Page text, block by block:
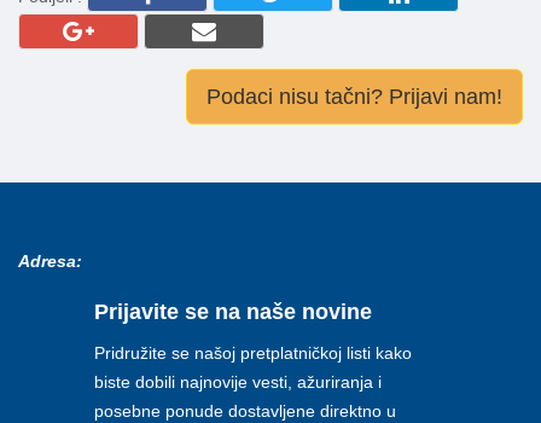
Podaci nisu tačni? Prijavi nam!
Adresa:
Prijavite se na naše novine
Pridružite se našoj pretplatničkoj listi kako
biste dobili najnovije vesti, ažuriranja i
posebne ponude dostavljene direktno u